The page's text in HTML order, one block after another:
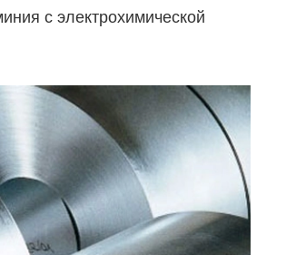
с электрохимической